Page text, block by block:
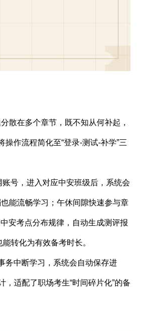
散在多个章节，既不知从何补起，
作流程简化至“登录-测试-补学”三
号，进入对应中安班级后，系统会
能流畅学习；午休间隙快速参与章
安考点分布规律，自动生成测评报
转化为有效备考时长。
务中断学习，系统会自动保存进
，适配了职场考生“时间碎片化”的备